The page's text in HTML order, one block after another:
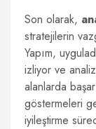
Son olarak,
stratejilerin
Yapım,
izliyor ve
alanlarda
göstermeleri
iyileştirme